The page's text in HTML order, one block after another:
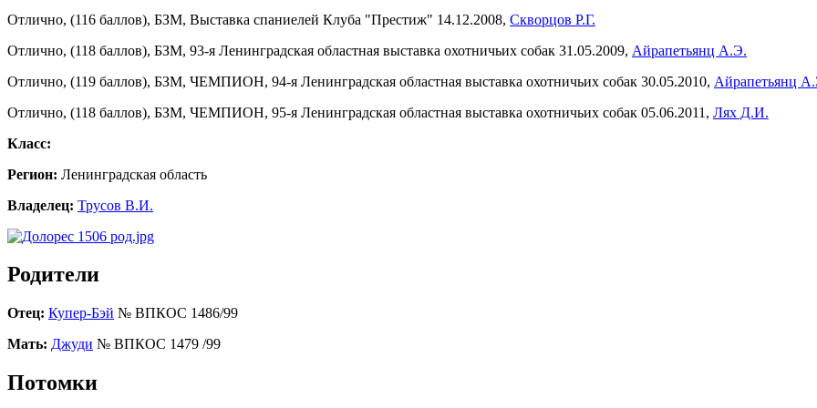
Отлично, (116 баллов), БЗМ, Выставка спаниелей Клуба "Престиж" 14.12.2008, Скворцов Р.Г.
Отлично, (118 баллов), БЗМ, 93-я Ленинградская областная выставка охотничьих собак 31.05.2009, Айрапетьянц А.Э.
Отлично, (119 баллов), БЗМ, ЧЕМПИОН, 94-я Ленинградская областная выставка охотничьих собак 30.05.2010, Айрапетьянц
Отлично, (118 баллов), БЗМ, ЧЕМПИОН, 95-я Ленинградская областная выставка охотничьих собак 05.06.2011, Лях Д.И.
Класс:
Регион: Ленинградская область
Владелец: Трусов В.И.
Родители
Отец: Купер-Бэй № ВПКОС 1486/99
Мать: Джуди № ВПКОС 1479 /99
Потомки